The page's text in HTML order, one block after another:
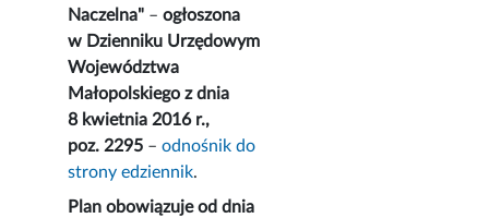
Naczelna" –ogłoszona
w Dzienniku Urzędowym
Województwa
Małopolskiego z dnia
8 kwietnia 2016 r.,
poz. 2295 –odnośnik do
strony edziennik.
Plan obowiązuje od dnia